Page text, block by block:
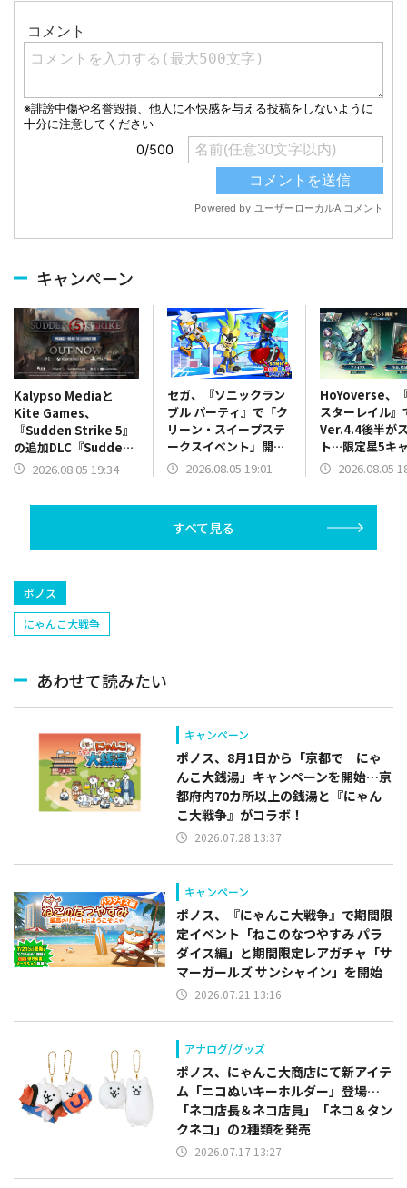
キャンペーン
Kalypso Mediaと
Kite Games、
『Sudden Strike 5』
の追加DLC『Sudden
Strike 5 – France:
2026.08.05 19:34
セガ、『ソニックラン
ブル パーティ』で「ク
リーン・スイープステ
ークスイベント」開
催…夏の気分を盛り上
2026.08.05 19:01
HoYoverse、
スターレイル』
Ver.4.4後半が
ト…限定星5キ
ナイクス」「ケ
2026.08.05
すべて見る
ポノス
にゃんこ大戦争
あわせて読みたい
キャンペーン
ポノス、8月1日から「京都で にゃ
んこ大銭湯」キャンペーンを開始…京
都府内70カ所以上の銭湯と『にゃん
こ大戦争』がコラボ！
2026.07.28 13:37
キャンペーン
ポノス、『にゃんこ大戦争』で期間限
定イベント「ねこのなつやすみ パラ
ダイス編」と期間限定レアガチャ「サ
マーガールズ サンシャイン」を開始
2026.07.21 13:16
アナログ/グッズ
ポノス、にゃんこ大商店にて新アイテ
ム「ニコぬいキーホルダー」登場…
「ネコ店長＆ネコ店員」「ネコ＆タン
クネコ」の2種類を発売
2026.07.17 13:27